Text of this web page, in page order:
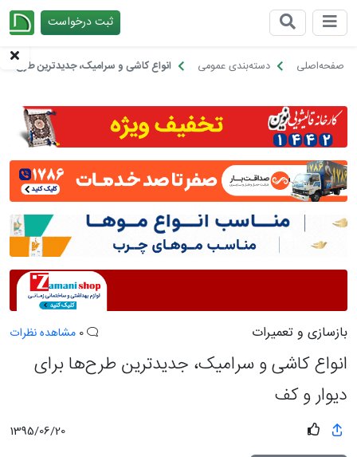
ثبت درخواست
صفحه‌اصلی دسته‌بندی عمومی انواع کاشی و سرامیک، جدیدترین طرح‌ها
بازسازی و تعمیرات مشاهده نظرات
انواع کاشی و سرامیک، جدیدترین طرح‌ها برای
دیوار و کف
1395/06/20